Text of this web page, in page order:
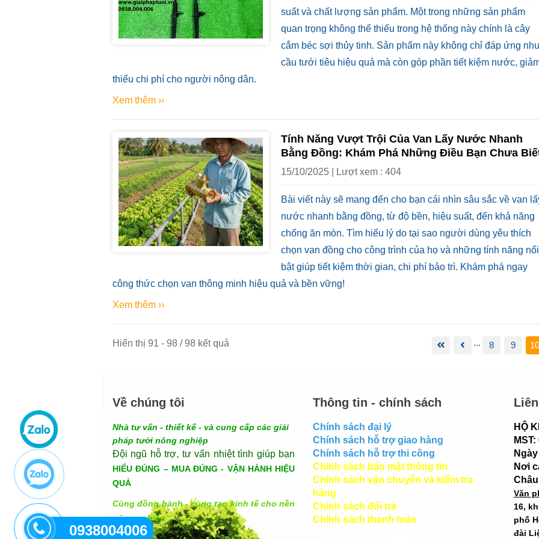
Về chúng tôi
Nhà tư vấn - thiết kế - và cung cấp các giải
pháp tưới nông nghiệp
Đội ngũ hỗ trợ, tư vấn nhiệt tình giúp bạn
HIỂU ĐÚNG – MUA ĐÚNG - VẬN HÀNH HIỆU
QUẢ
Cùng đồng hành - cùng tạo kinh tế cho nền
nông nghiệp
Thông tin - chính sách
Chính sách đại lý
Chính sách hỗ trợ giao hàng
Chính sách hỗ trợ thi công
Chính sách bảo mật thông tin
Chính sách vận chuyển và kiểm tra
hàng
Chính sách đổi trả
Chính sách thanh toán
HỘ
Nơi
Văn
16,
phố
đài
0938004006
suất và chất lượng sản phẩm. Một trong những sản phẩm
quan trọng không thể thiếu trong hệ thống này chính là cây
cắm béc sợi thủy tinh. Sản phẩm này không chỉ đáp ứng nhu
cầu tưới tiêu hiệu quả mà còn góp phần tiết kiệm nước,
thiểu chi phí cho người nông dân.
Xem thêm ››
Tính Năng Vượt Trội Của Van Lấy Nước Nhanh
Bằng Đồng: Khám Phá Những Điều Bạn Chưa
15/10/2025 | Lượt xem : 404
Bài viết này sẽ mang đến cho bạn cái nhìn sâu sắc về van
nước nhanh bằng đồng, từ độ bền, hiệu suất, đến khả năng
chống ăn mòn. Tìm hiểu lý do tại sao người dùng yêu thích
chọn van đồng cho công trình của họ và những tính năng nổi
bật giúp tiết kiệm thời gian, chi phí bảo trì. Khám phá ngay
công thức chọn van thông minh hiệu quả và bền vững!
Xem thêm ››
Hiển thị 91 - 98 / 98 kết quả ... 8 9 10